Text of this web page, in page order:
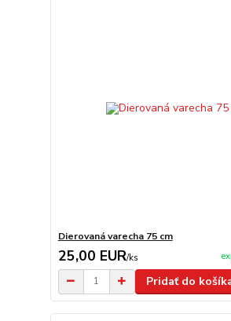
Dierovaná varecha 75 cm
25,00 EUR/ks
Pridať do